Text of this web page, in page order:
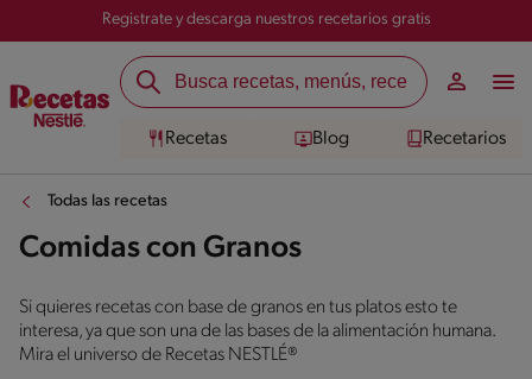
Registrate y descarga nuestros recetarios gratis
Recetas Blog Recetarios
Todas las recetas
Comidas con Granos
Si quieres recetas con base de granos en tus platos esto te
interesa, ya que son una de las bases de la alimentación humana.
Mira el universo de Recetas NESTLÉ®